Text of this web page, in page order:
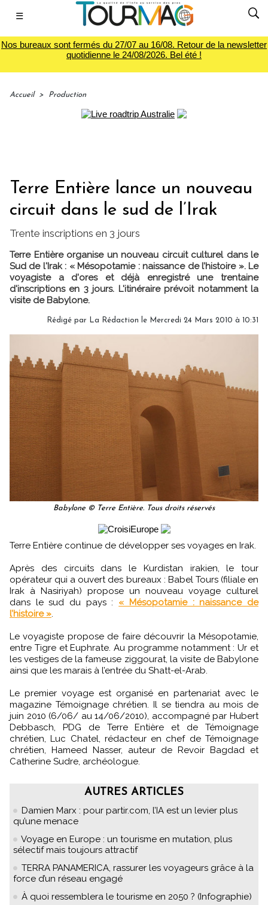
☰
Nos bureaux sont fermés du 27/07 au 16/08. Retour de la newsletter
quotidienne le 24/08/2026. Bel été !
Accueil > Production
Terre Entière lance un nouveau
circuit dans le sud de l’Irak
Trente inscriptions en 3 jours
Terre Entière organise un nouveau circuit culturel dans le
Sud de l'Irak : « Mésopotamie : naissance de l’histoire ». Le
voyagiste a d'ores et déjà enregistré une trentaine
d'inscriptions en 3 jours. L'itinéraire prévoit notamment la
visite de Babylone.
Rédigé par La Rédaction le Mercredi 24 Mars 2010 à 10:31
Babylone © Terre Entière. Tous droits réservés
Terre Entière continue de développer ses voyages en Irak.
Après des circuits dans le Kurdistan irakien, le tour
opérateur qui a ouvert des bureaux : Babel Tours (filiale en
Irak à Nasiriyah) propose un nouveau voyage culturel
dans le sud du pays : « Mésopotamie : naissance de
l’histoire ».
Le voyagiste propose de faire découvrir la Mésopotamie,
entre Tigre et Euphrate. Au programme notamment : Ur et
les vestiges de la fameuse ziggourat, la visite de Babylone
ainsi que les marais à l’entrée du Shatt-el-Arab.
Le premier voyage est organisé en partenariat avec le
magazine Témoignage chrétien. Il se tiendra au mois de
juin 2010 (6/06/ au 14/06/2010), accompagné par Hubert
Debbasch, PDG de Terre Entière et de Témoignage
chrétien, Luc Chatel, rédacteur en chef de Témoignage
chrétien, Hameed Nasser, auteur de Revoir Bagdad et
Catherine Sudre, archéologue.
AUTRES ARTICLES
Damien Marx : pour partir.com, l’IA est un levier plus
qu’une menace
Voyage en Europe : un tourisme en mutation, plus
sélectif mais toujours attractif
TERRA PANAMERICA, rassurer les voyageurs grâce à la
force d’un réseau engagé
À quoi ressemblera le tourisme en 2050 ? (Infographie)